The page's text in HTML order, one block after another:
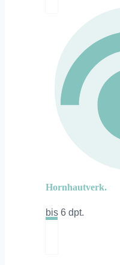
Hornhautverk.
bis 6 dpt.